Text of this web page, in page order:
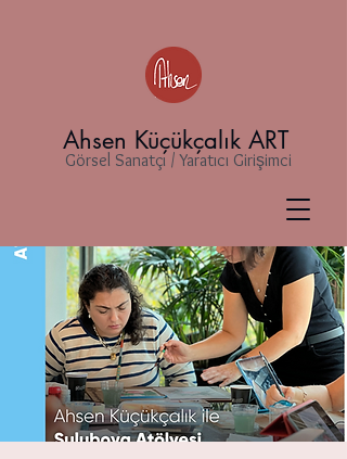
Ahsen Küçükçalık ART
Görsel Sanatçı / Yaratıcı Girişimci